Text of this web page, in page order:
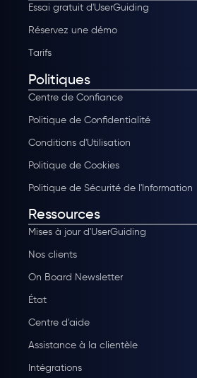
Essai gratuit d'UserGuiding
Réservez une démo
Tarifs
Politiques
Centre de Confiance
Politique de Confidentialité
Conditions d'Utilisation
Politique de Cookies
Politique de Sécurité de l'Information
Ressources
Mises à jour d'UserGuiding
Nos clients
On Board Newsletter
État
Centre d'aide
Assistance à la clientèle
Intégrations